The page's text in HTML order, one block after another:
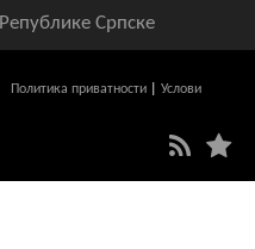
Српске
Политика приватности
Услови